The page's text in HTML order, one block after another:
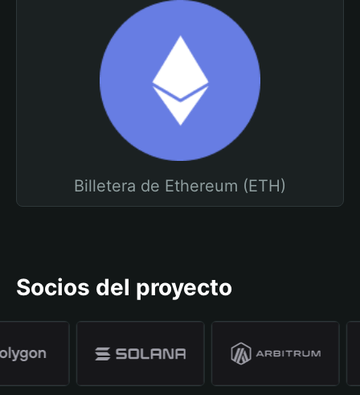
Billetera de Ethereum (ETH)
Socios del proyecto